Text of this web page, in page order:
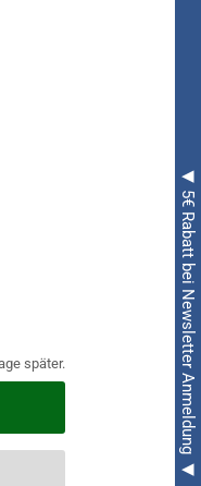
◀ 5€ Rabatt bei Newsletter Anmeldung ◀
später.